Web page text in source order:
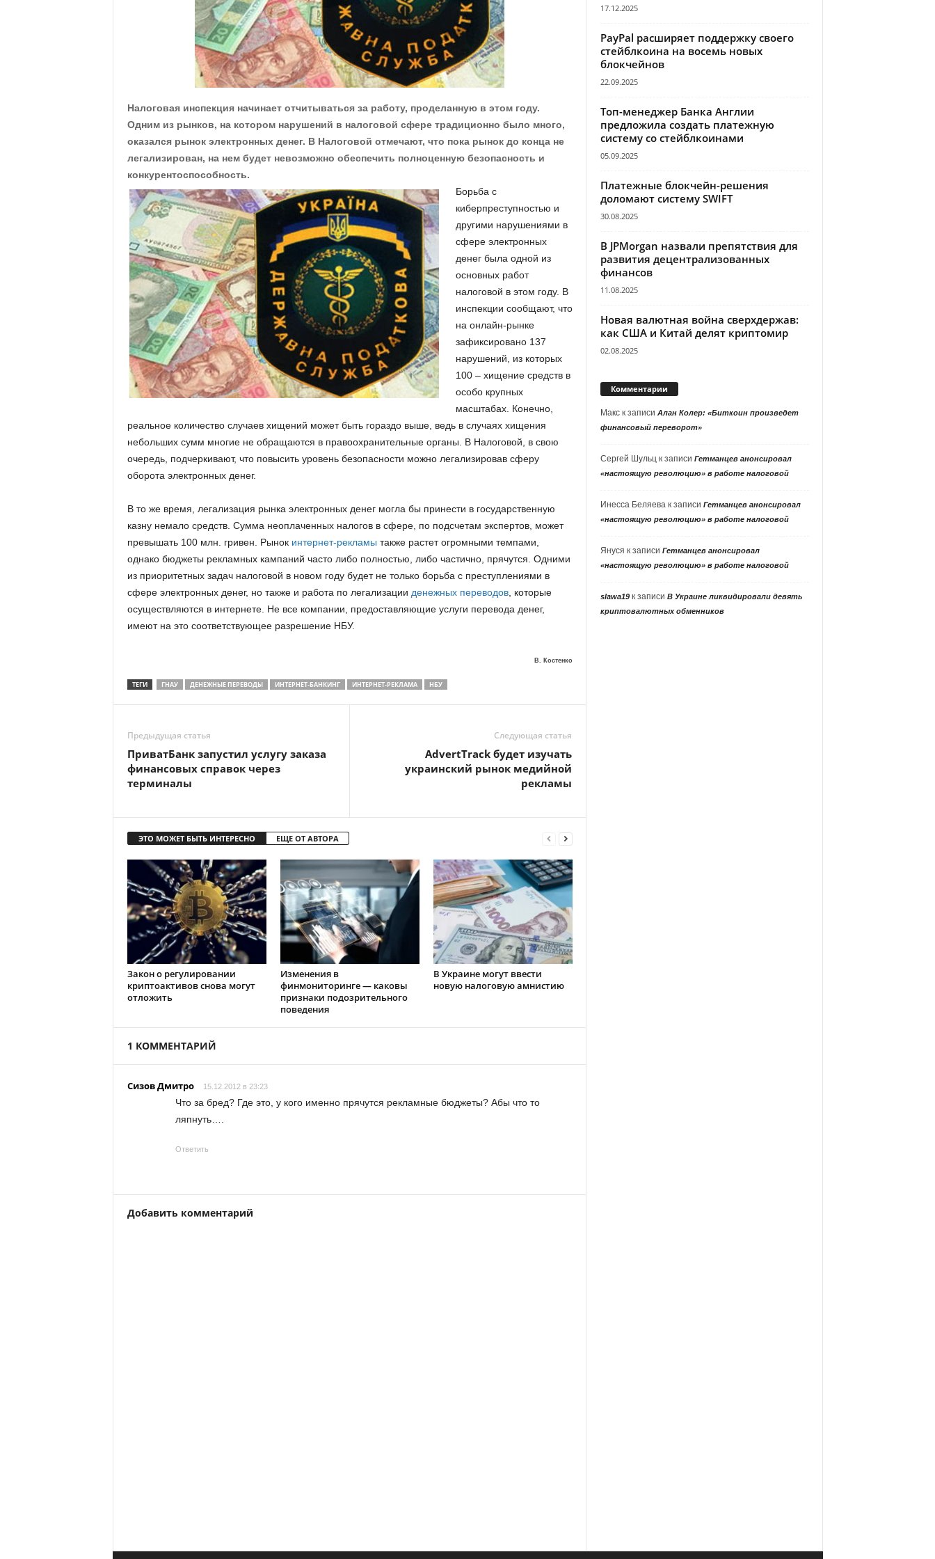
.
c
o
u
a
Налоговая инспекция начинает отчитываться за работу, проделанную в этом году.
Одним из рынков, на котором нарушений в налоговой сфере традиционно было много,
оказался рынок электронных денег. В Налоговой отмечают, что пока рынок до конца не
легализирован, на нем будет невозможно обеспечить полноценную безопасность и
конкурентоспособность.
Борьба с
киберпреступностью и
другими нарушениями в
сфере электронных
денег была одной из
основных работ
налоговой в этом году. В
инспекции сообщают, что
на онлайн-рынке
зафиксировано 137
нарушений, из которых
100 – хищение средств в
особо крупных
масштабах. Конечно,
реальное количество случаев хищений может быть гораздо выше, ведь в случаях хищения
небольших сумм многие не обращаются в правоохранительные органы. В Налоговой, в свою
очередь, подчеркивают, что повысить уровень безопасности можно легализировав сферу
оборота электронных денег.
В то же время, легализация рынка электронных денег могла бы принести в государственную
казну немало средств. Сумма неоплаченных налогов в сфере, по подсчетам экспертов, может
превышать 100 млн. гривен. Рынок интернет-рекламы также растет огромными темпами,
однако бюджеты рекламных кампаний часто либо полностью, либо частично, прячутся. Одними
из приоритетных задач налоговой в новом году будет не только борьба с преступлениями в
сфере электронных денег, но также и работа по легализации денежных переводов, которые
осуществляются в интернете. Не все компании, предоставляющие услуги перевода денег,
имеют на это соответствующее разрешение НБУ.
В. Костенко
ТЕГИ ГНАУ ДЕНЕЖНЫЕ ПЕРЕВОДЫ ИНТЕРНЕТ-БАНКИНГ ИНТЕРНЕТ-РЕКЛАМА НБУ
Предыдущая статья
ПриватБанк запустил услугу заказа
финансовых справок через
терминалы
Следующая статья
AdvertTrack будет изучать
украинский рынок медийной
рекламы
ЭТО МОЖЕТ БЫТЬ ИНТЕРЕСНО ЕЩЕ ОТ АВТОРА
Закон о регулировании
криптоактивов снова могут
отложить
Изменения в
финмониторинге — каковы
признаки подозрительного
поведения
В Украине могут ввести
новую налоговую амнистию
1 КОММЕНТАРИЙ
Сизов Дмитро 15.12.2012 в 23:23
Что за бред? Где это, у кого именно прячутся рекламные бюджеты? Абы что то
ляпнуть….
Ответить
Добавить комментарий
17.12.2025
PayPal расширяет поддержку своего
стейблкоина на восемь новых
блокчейнов
22.09.2025
Топ-менеджер Банка Англии
предложила создать платежную
систему со стейблкоинами
05.09.2025
Платежные блокчейн-решения
доломают систему SWIFT
30.08.2025
В JPMorgan назвали препятствия для
развития децентрализованных
финансов
11.08.2025
Новая валютная война сверхдержав:
как США и Китай делят криптомир
02.08.2025
Комментарии
Макск записи Алан Колер: «Биткоин произведет
финансовый переворот»
Сергей Шульцк записи Гетманцев анонсировал
«настоящую революцию» в работе налоговой
Инесса Беляевак записи Гетманцев анонсировал
«настоящую революцию» в работе налоговой
Януся к записи Гетманцев анонсировал
«настоящую революцию» в работе налоговой
slawa19к записи В Украине ликвидировали девять
криптовалютных обменников